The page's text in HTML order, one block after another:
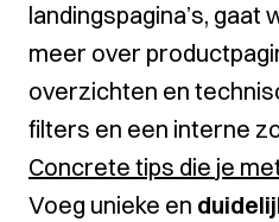
landingspagina’s, gaat
meer over
overzichten en
filters en een interne
Concrete tips die je
Voeg unieke en